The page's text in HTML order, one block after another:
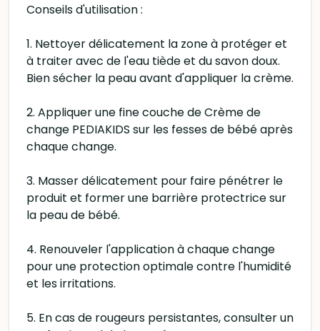
Conseils d'utilisation :
1. Nettoyer délicatement la zone à protéger et
à traiter avec de l'eau tiède et du savon doux.
Bien sécher la peau avant d'appliquer la crème.
2. Appliquer une fine couche de Crème de
change PEDIAKIDS sur les fesses de bébé après
chaque change.
3. Masser délicatement pour faire pénétrer le
produit et former une barrière protectrice sur
la peau de bébé.
4. Renouveler l'application à chaque change
pour une protection optimale contre l'humidité
et les irritations.
5. En cas de rougeurs persistantes, consulter un